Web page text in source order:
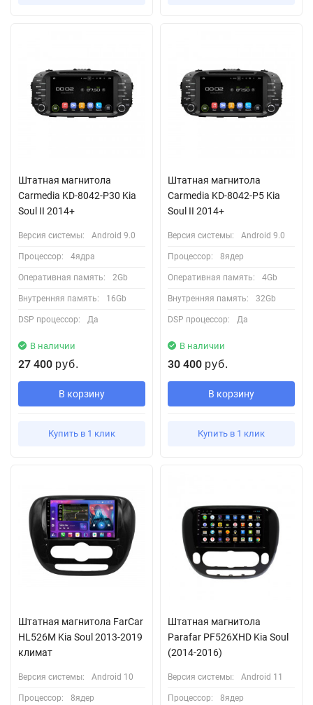
Штатная магнитола
Carmedia KD-8042-P30 Kia
Soul II 2014+
Версия системы: Android 9.0
Процессор: 4ядра
Оперативная память: 2Gb
Внутренняя память: 16Gb
DSP процессор: Да
В наличии
27 400 руб.
В корзину
Купить в 1 клик
Штатная магнитола
Carmedia KD-8042-P5 Kia
Soul II 2014+
Версия системы: Android 9.0
Процессор: 8ядер
Оперативная память: 4Gb
Внутренняя память: 32Gb
DSP процессор: Да
В наличии
30 400 руб.
В корзину
Купить в 1 клик
Штатная магнитола FarCar
HL526M Kia Soul 2013-2019
климат
Версия системы: Android 10
Процессор: 8ядер
Штатная магнитола
Parafar PF526XHD Kia Soul
(2014-2016)
Версия системы: Android 11
Процессор: 8ядер